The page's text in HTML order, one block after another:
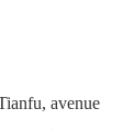
avenue